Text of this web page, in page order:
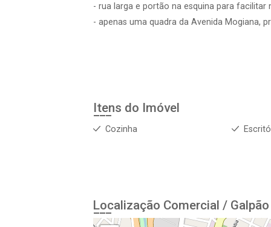
- rua larga e portão na esquina para facilitar
- apenas uma quadra da Avenida Mogiana,
Itens do Imóvel
Cozinha
Localização Comercial /